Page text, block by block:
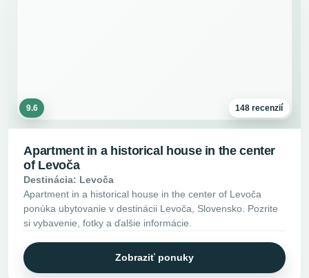
9.6 148 recenzií
Apartment in a historical house in the center
of Levoča
Destinácia: Levoča
Apartment in a historical house in the center of Levoča
ponúka ubytovanie v destinácii Levoča, Slovensko. Pozrite
si vybavenie, fotky a ďalšie informácie.
Zobraziť ponuky